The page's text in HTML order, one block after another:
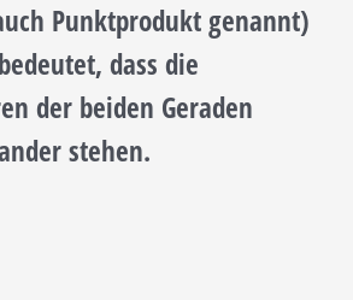
Punktprodukt genannt)
dass die
der beiden Geraden
stehen.